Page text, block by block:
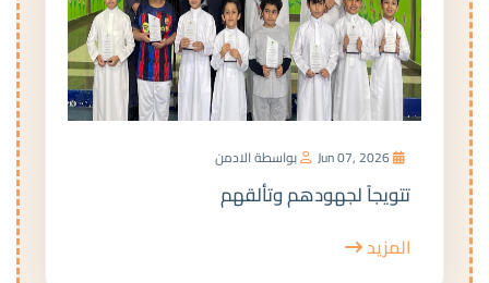
بواسطة الادمن
تتويجاً لجهودهم وتألقهم
المزيد